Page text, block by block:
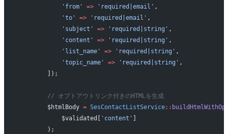
            'from'
=> 'required|email' ,
            'to'
=> 'required|email' ,
            'subject'
=> 'required|string' ,
            'content'
=> 'required|string' ,
            'list_name'
=> 'required|string' ,
            'topic_name'
=> 'required|string' ,
        ]);
        // オプトアウトリンク付きのHTMLを生成
        $htmlBody
= SesContactListService::
            $validated[
'content'
        );